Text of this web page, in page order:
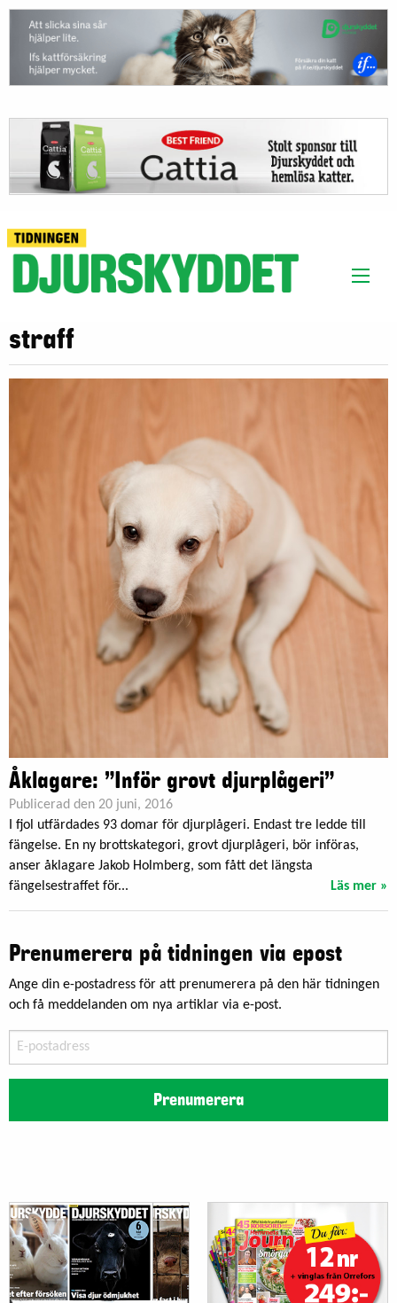
straff
Åklagare: ”Inför grovt djurplågeri”
Publicerad den 20 juni, 2016
I fjol utfärdades 93 domar för djurplågeri. Endast tre ledde till
fängelse. En ny brottskategori, grovt djurplågeri, bör införas,
anser åklagare Jakob Holmberg, som fått det längsta
fängelsestraffet för...
Läs mer »
Prenumerera på tidningen via epost
Ange din e-postadress för att prenumerera på den här tidningen
och få meddelanden om nya artiklar via e-post.
postadress
Prenumerera